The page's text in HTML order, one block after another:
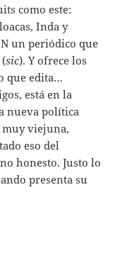
como este:
Inda y
un periódico que
(sic). Y ofrece los
que edita…
está en la
nueva política
muy viejuna,
eso del
honesto. Justo lo
presenta su